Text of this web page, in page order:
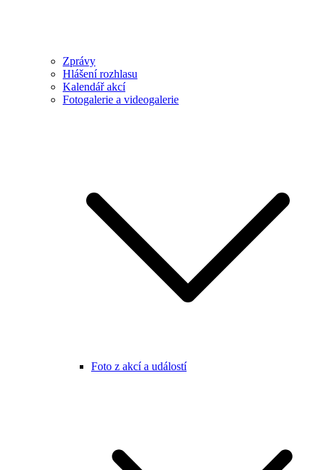
Zprávy
Hlášení rozhlasu
Kalendář akcí
Fotogalerie a videogalerie
Foto z akcí a událostí